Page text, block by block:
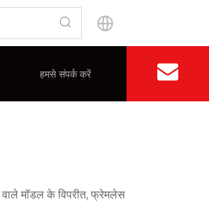
हमसे संपर्क करें 中文官网
वाले मॉडल के विपरीत, फ्रेमलेस